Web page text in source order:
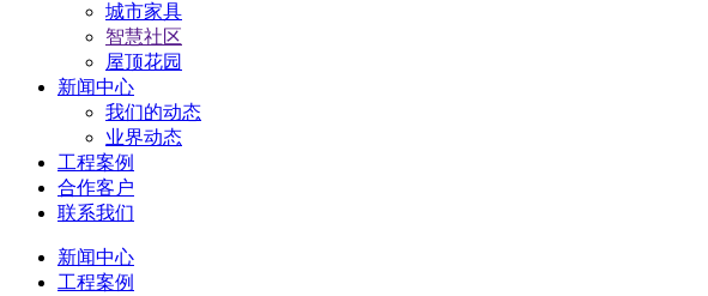
城市家具
智慧社区
屋顶花园
新闻中心
我们的动态
业界动态
工程案例
合作客户
联系我们
新闻中心
工程案例